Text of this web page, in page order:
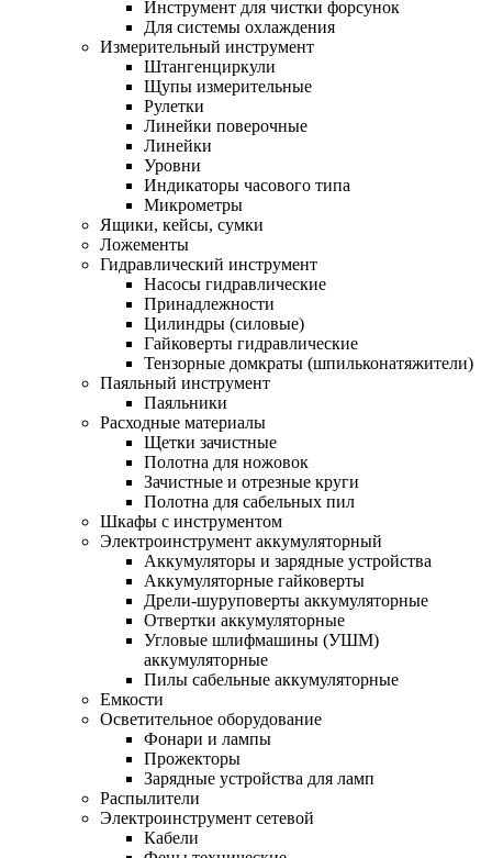
Инструмент для чистки форсунок
Для системы охлаждения
Измерительный инструмент
Штангенциркули
Щупы измерительные
Рулетки
Линейки поверочные
Линейки
Уровни
Индикаторы часового типа
Микрометры
Ящики, кейсы, сумки
Ложементы
Гидравлический инструмент
Насосы гидравлические
Принадлежности
Цилиндры (силовые)
Гайковерты гидравлические
Тензорные домкраты (шпильконатяжители)
Паяльный инструмент
Паяльники
Расходные материалы
Щетки зачистные
Полотна для ножовок
Зачистные и отрезные круги
Полотна для сабельных пил
Шкафы с инструментом
Электроинструмент аккумуляторный
Аккумуляторы и зарядные устройства
Аккумуляторные гайковерты
Дрели-шуруповерты аккумуляторные
Отвертки аккумуляторные
Угловые шлифмашины (УШМ)
аккумуляторные
Пилы сабельные аккумуляторные
Емкости
Осветительное оборудование
Фонари и лампы
Прожекторы
Зарядные устройства для ламп
Распылители
Электроинструмент сетевой
Кабели